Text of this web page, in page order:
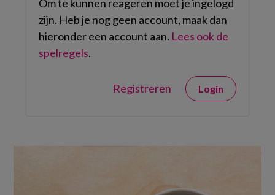
Om te kunnen reageren moet je ingelogd
zijn. Heb je nog geen account, maak dan
hieronder een account aan. Lees ook de
spelregels.
Registreren Login